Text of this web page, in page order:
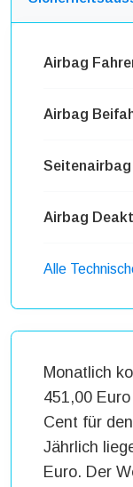
Airbag
Airbag
Airbag
Alle
Monatlich
451,00
Cent für
Jährlich
Euro. Der